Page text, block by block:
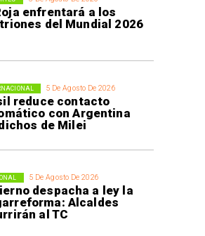
enfrentará a los
del Mundial 2026
5 De Agosto De 2026
reduce contacto
con Argentina
de Milei
5 De Agosto De 2026
despacha a ley la
Alcaldes
al TC